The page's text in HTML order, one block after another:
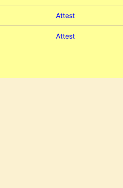
Attest
Attest